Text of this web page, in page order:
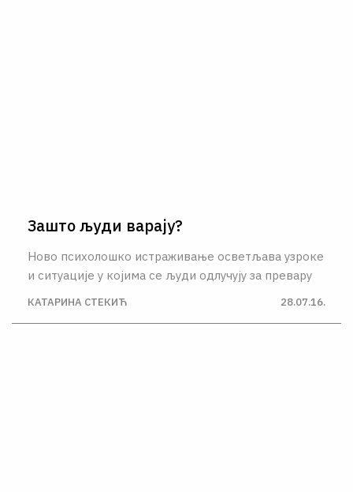
Зашто људи варају?
Ново психолошко истраживање осветљава узроке
и ситуације у којима се људи одлучују за превару
КАТАРИНА СТЕКИЋ 28.07.16.